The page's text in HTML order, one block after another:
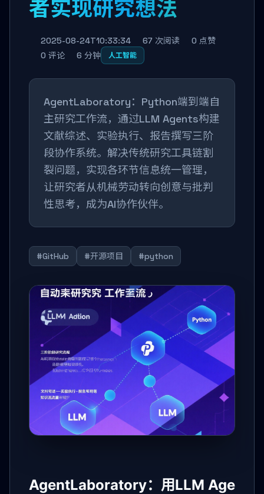
者实现研究想法
2025-08-24T10:33:34 67 次阅读
0 点赞
0 评论
6 分钟 人工智能
AgentLaboratory：Python端到端自
主研究工作流，通过LLM Agents构建
文献综述、实验执行、报告撰写三阶
段协作系统。解决传统研究工具链割
裂问题，实现各环节信息统一管理，
让研究者从机械劳动转向创意与批判
性思考，成为AI协作伙伴。
#GitHub #开源项目 #python
AgentLaboratory：用LLM Age